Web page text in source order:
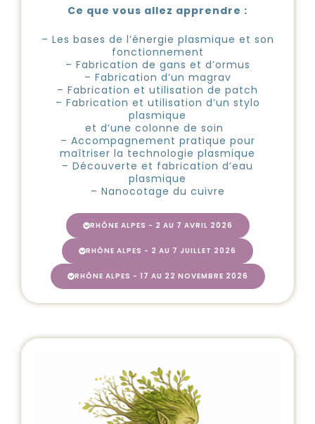
Ce que vous allez apprendre :
– Les bases de l’énergie plasmique et son
fonctionnement
– Fabrication de gans et d’ormus
– Fabrication d’un magrav
– Fabrication et utilisation de patch
– Fabrication et utilisation d’un stylo
plasmique
et d’une colonne de soin
– Accompagnement pratique pour
maîtriser la technologie plasmique
– Découverte et fabrication d’eau
plasmique
– Nanocotage du cuivre
RHÔNE ALPES - 2 AU 7 AVRIL 2026
RHÔNE ALPES - 2 AU 7 JUILLET 2026
RHÔNE ALPES - 17 AU 22 NOVEMBRE 2026